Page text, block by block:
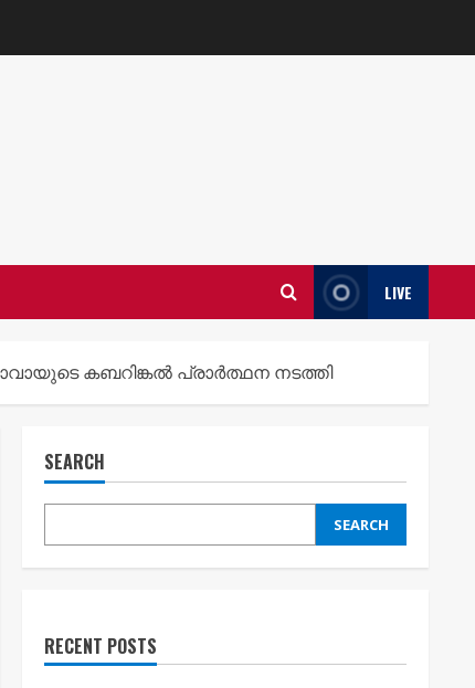
LIVE
കബറിങ്കൽ പ്രാർത്ഥന നടത്തി
SEARCH
SEARCH
RECENT POSTS